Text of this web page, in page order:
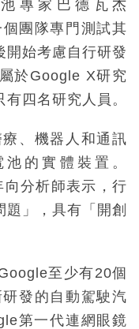
專家巴德瓦杰
團隊專門測試其
開始考慮自行研發
於Google X研究
四名研究人員。
、機器人和通訊
的實體裝置。
分析師表示，行
」，具有「開創
至少有20個
發的自動駕駛汽
第一代連網眼鏡